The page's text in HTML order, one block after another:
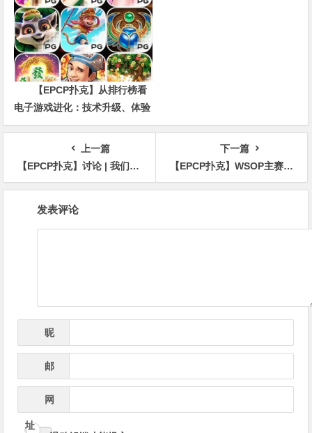
【EPCP扑克】从排行榜看
电子游戏进化：技术升级、体验
创新与未来趋势
上一篇
【EPCP扑克】讨论 | 我们是否应该将“十一月九人组”带回来？
下一篇
【EPCP扑克】WSOP主赛冠军回应争议：我还是闭嘴吧
发表评论
昵
*
邮
*
网
址